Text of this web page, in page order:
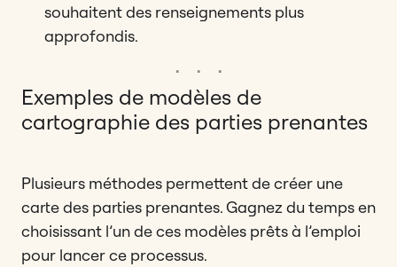
souhaitent des renseignements plus
approfondis.
Exemples de modèles de
cartographie des parties prenantes
Plusieurs méthodes permettent de créer une
carte des parties prenantes. Gagnez du temps en
choisissant l’un de ces modèles prêts à l’emploi
pour lancer ce processus.